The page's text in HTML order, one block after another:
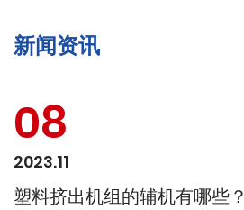
新闻资讯
08
2023.11
塑料挤出机组的辅机有哪些？